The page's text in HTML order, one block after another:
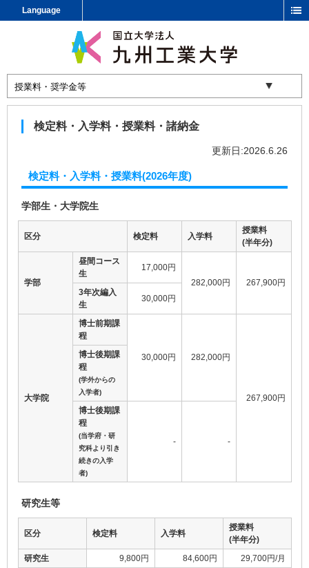
Language
検定料・入学料・授業料・諸納金
更新日:2026.6.26
検定料・入学料・授業料(2026年度)
学部生・大学院生
区分 検定料 入学料
授業料
(半年分)
学部
昼間コース
生
17,000円
282,000円
267,900円
3年次編入
生
30,000円
大学院
博士前期課
程
30,000円 282,000円
267,900円
博士後期課
程
(学外からの
入学者)
博士後期課
程
(当学府・研
究科より引き
続きの入学
者)
- -
研究生等
区分 検定料 入学料
授業料
(半年分)
研究生
9,800円 84,600円
29,700円/月